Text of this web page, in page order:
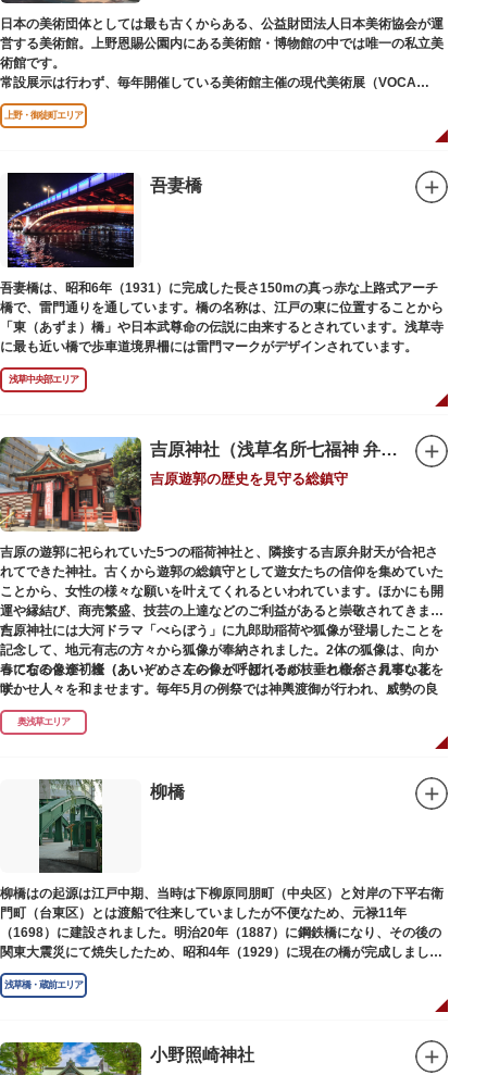
の大切さや生きものの魅力が学べる体験プログラムが実施されています。
歩き疲れたり、お腹が空いてきたら、園内にいくつかあるフードショップで
休憩しましょう。それぞれのお店で、動物たちをモチーフにした可愛いフー
ドやスイーツが食べられます。オリジナルグッズを取り扱うギフトショップ
も必見です。
日本の美術団体としては最も古くからある、公益財団法人日本美術協会が運
営する美術館。上野恩賜公園内にある美術館・博物館の中では唯一の私立美
術館です。
常設展示は行わず、毎年開催している美術館主催の現代美術展（VOCA
展）、公募展（上野の森美術館大賞展、日本の自然を描く展）のほか、マン
ガから書展にいたるまで定期的に多彩なジャンルの独創的な企画展を開催し
別館の1階には、小企画展などの開催もできる上野の森美術館ギャラリー、
そして、3階には上野の森アートスクールが設置され、初心者から熟練者を
対象とした油彩・アクリル、水彩、日本画のクラスや、週末に受講できる単
発講座などを開催しています。
上野・御徒町エリア
吾妻橋
吾妻橋は、昭和6年（1931）に完成した長さ150mの真っ赤な上路式アーチ
橋で、雷門通りを通しています。橋の名称は、江戸の東に位置することから
「東（あずま）橋」や日本武尊命の伝説に由来するとされています。浅草寺
に最も近い橋で歩車道境界柵には雷門マークがデザインされています。
浅草中央部エリア
吉原神社（浅草名所七福神 弁財天）
吉原遊郭の歴史を見守る総鎮守
吉原の遊郭に祀られていた5つの稲荷神社と、隣接する吉原弁財天が合祀さ
れてできた神社。古くから遊郭の総鎮守として遊女たちの信仰を集めていた
ことから、女性の様々な願いを叶えてくれるといわれています。ほかにも開
運や縁結び、商売繁盛、技芸の上達などのご利益があると崇敬されてきまし
た。
春になると逢初桜（あいぞめさくら）と呼ばれるが枝垂れ桜が、見事な花を
咲かせ人々を和ませます。毎年5月の例祭では神輿渡御が行われ、威勢の良
い掛け声とともに各町は活気にあふれます。
吉原弁財天は浅草名所七福神の一社・弁財天にあたり、七福神に関する授与
吉原神社には大河ドラマ「べらぼう」に九郎助稲荷や狐像が登場したことを
記念して、地元有志の方々から狐像が奉納されました。2体の狐像は、向か
って右の像が「逢（あい）」、左の像が「初（そめ）」と命名されていま
す。
奥浅草エリア
柳橋
柳橋はの起源は江戸中期、当時は下柳原同朋町（中央区）と対岸の下平右衛
門町（台東区）とは渡船で往来していましたが不便なため、元禄11年
（1698）に建設されました。明治20年（1887）に鋼鉄橋になり、その後の
関東大震災にて焼失したため、昭和4年（1929）に現在の橋が完成しまし
た。
浅草橋・蔵前エリア
小野照崎神社